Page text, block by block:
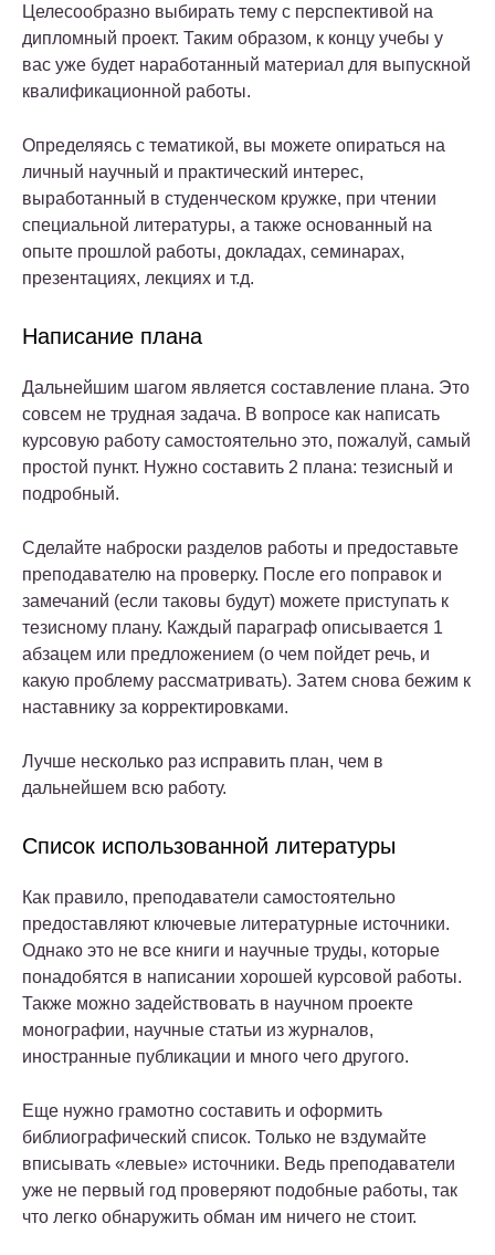
Целесообразно выбирать тему с перспективой на
дипломный проект. Таким образом, к концу учебы у
вас уже будет наработанный материал для выпускной
квалификационной работы.
Определяясь с тематикой, вы можете опираться на
личный научный и практический интерес,
выработанный в студенческом кружке, при чтении
специальной литературы, а также основанный на
опыте прошлой работы, докладах, семинарах,
презентациях, лекциях и т.д.
Написание плана
Дальнейшим шагом является составление плана. Это
совсем не трудная задача. В вопросе как написать
курсовую работу самостоятельно это, пожалуй, самый
простой пункт. Нужно составить 2 плана: тезисный и
подробный.
Сделайте наброски разделов работы и предоставьте
преподавателю на проверку. После его поправок и
замечаний (если таковы будут) можете приступать к
тезисному плану. Каждый параграф описывается 1
абзацем или предложением (о чем пойдет речь, и
какую проблему рассматривать). Затем снова бежим к
наставнику за корректировками.
Лучше несколько раз исправить план, чем в
дальнейшем всю работу.
Список использованной литературы
Как правило, преподаватели самостоятельно
предоставляют ключевые литературные источники.
Однако это не все книги и научные труды, которые
понадобятся в написании хорошей курсовой работы.
Также можно задействовать в научном проекте
монографии, научные статьи из журналов,
иностранные публикации и много чего другого.
Еще нужно грамотно составить и оформить
библиографический список. Только не вздумайте
вписывать «левые» источники. Ведь преподаватели
уже не первый год проверяют подобные работы, так
что легко обнаружить обман им ничего не стоит.